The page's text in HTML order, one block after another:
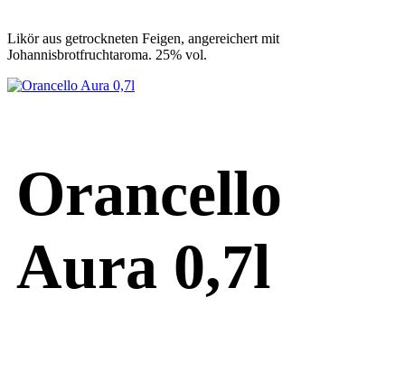
Likör aus getrockneten Feigen, angereichert mit
Johannisbrotfruchtaroma. 25% vol.
Orancello
Aura 0,7l